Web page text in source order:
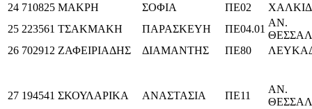
24 710825 ΜΑΚΡΗ ΣΟΦΙΑ ΠΕ02
25 223561 ΤΣΑΚΜΑΚΗ ΠΑΡΑΣΚΕΥΗ ΠΕ04.01
ΑΝ.
26 702912 ΖΑΦΕΙΡΙΑΔΗΣ ΔΙΑΜΑΝΤΗΣ ΠΕ80
27 194541 ΣΚΟΥΛΑΡΙΚΑ ΑΝΑΣΤΑΣΙΑ ΠΕ11
ΑΝ.